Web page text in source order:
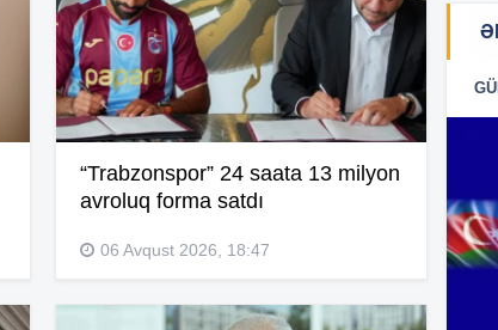
“Trabzonspor” 24 saata 13 milyon
avroluq forma satdı
06 Avqust 2026, 18:47